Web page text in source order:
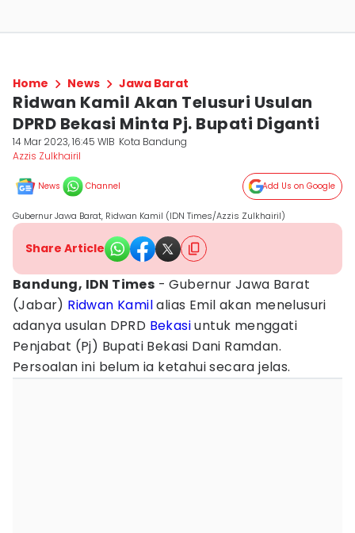
Home News Jawa Barat
Ridwan Kamil Akan Telusuri Usulan
DPRD Bekasi Minta Pj. Bupati Diganti
14 Mar 2023, 16:45 WIB Kota Bandung
Azzis Zulkhairil
News Channel Add Us on Google
Gubernur Jawa Barat, Ridwan Kamil (IDN Times/Azzis Zulkhairil)
Share Article
Bandung, IDN Times - Gubernur Jawa Barat
(Jabar) Ridwan Kamilalias Emil akan menelusuri
adanya usulan DPRD Bekasiuntuk menggati
Penjabat (Pj) Bupati Bekasi Dani Ramdan.
Persoalan ini belum ia ketahui secara jelas.